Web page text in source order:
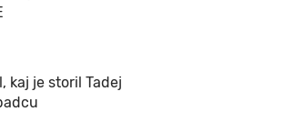
kaj je storil Tadej